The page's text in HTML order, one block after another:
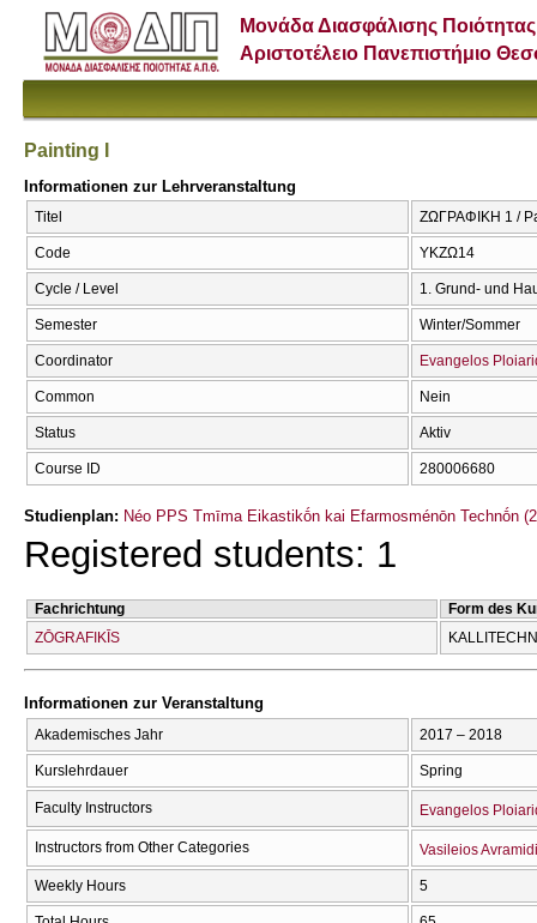
Μονάδα Διασφάλισης Ποιότητας
Αριστοτέλειο Πανεπιστήμιο
Painting I
Informationen zur Lehrveranstaltung
Titel ΖΩΓΡΑΦΙΚΗ 1 /
Code ΥΚΖΩ14
Cycle / Level 1. Grund- und
Semester Winter/Sommer
Coordinator Evangelos
Common Nein
Status Aktiv
Course ID 280006680
Studienplan: Néo PPS Tmīma Eikastikṓn kai Efarmosménōn Technṓn
Registered students: 1
Fachrichtung
Form des
ZŌGRAFIKĪS
Informationen zur Veranstaltung
Akademisches Jahr 2017 – 2018
Kurslehrdauer Spring
Faculty Instructors Evangelos
Instructors from Other Categories Vasileios
Weekly Hours 5